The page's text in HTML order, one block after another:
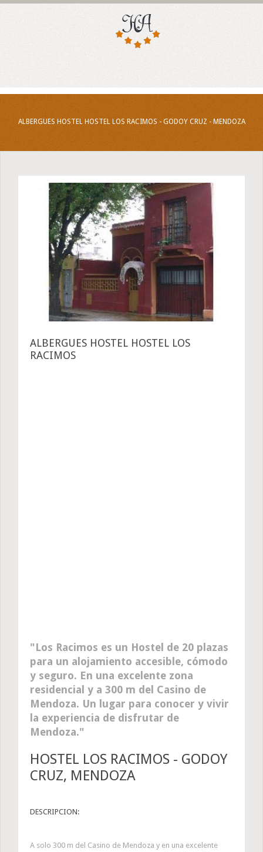
ALBERGUES HOSTEL HOSTEL LOS RACIMOS - GODOY CRUZ - MENDOZA
ALBERGUES HOSTEL HOSTEL LOS
RACIMOS
Los Racimos es un Hostel de 20 plazas
para un alojamiento accesible, cómodo
y seguro. En una excelente zona
residencial y a 300 m del Casino de
Mendoza. Un lugar para conocer y vivir
la experiencia de disfrutar de
Mendoza.
HOSTEL LOS RACIMOS - GODOY
CRUZ, MENDOZA
DESCRIPCION:
A solo 300 m del Casino de Mendoza y en una excelente